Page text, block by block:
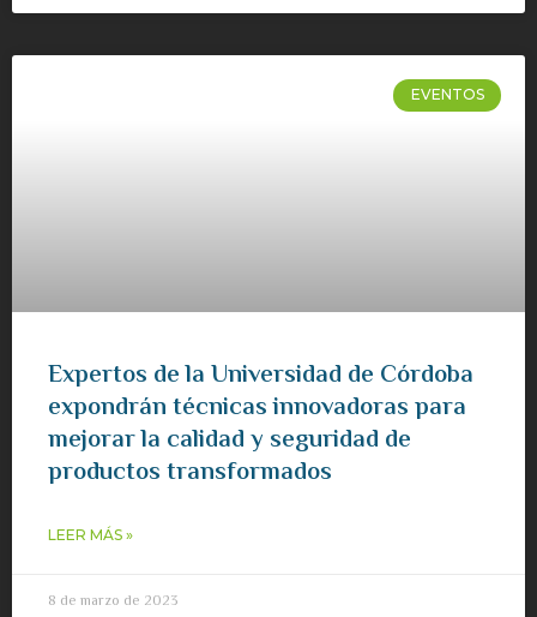
EVENTOS
Expertos de la Universidad de Córdoba
expondrán técnicas innovadoras para
mejorar la calidad y seguridad de
productos transformados
LEER MÁS »
8 de marzo de 2023